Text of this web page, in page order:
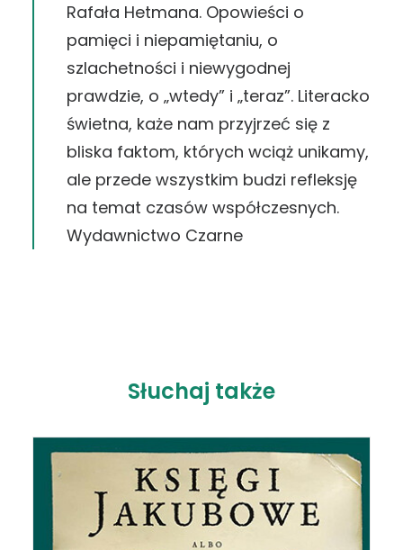
Rafała Hetmana. Opowieści o
pamięci i niepamiętaniu, o
szlachetności i niewygodnej
prawdzie, o „wtedy” i „teraz”. Literacko
świetna, każe nam przyjrzeć się z
bliska faktom, których wciąż unikamy,
ale przede wszystkim budzi refleksję
na temat czasów współczesnych.
Wydawnictwo Czarne
Słuchaj także